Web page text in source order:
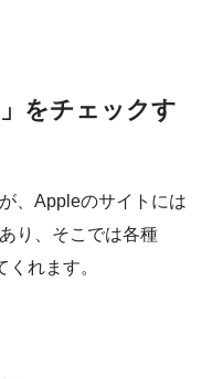
をチェックす
、Appleのサイトには
り、そこでは各種
れます。